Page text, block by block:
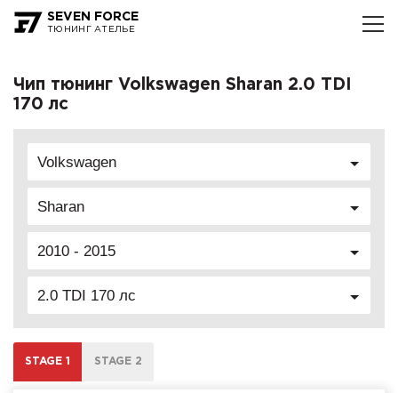
SEVEN FORCE
ТЮНИНГ АТЕЛЬЕ
Чип тюнинг Volkswagen Sharan 2.0 TDI
170 лс
Volkswagen
Sharan
2010 - 2015
2.0 TDI 170 лс
STAGE 1 STAGE 2